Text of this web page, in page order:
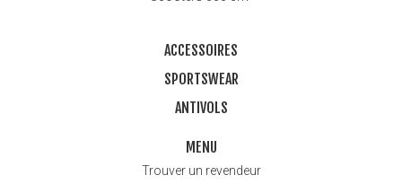
ACCESSOIRES
SPORTSWEAR
ANTIVOLS
MENU
Trouver un revendeur